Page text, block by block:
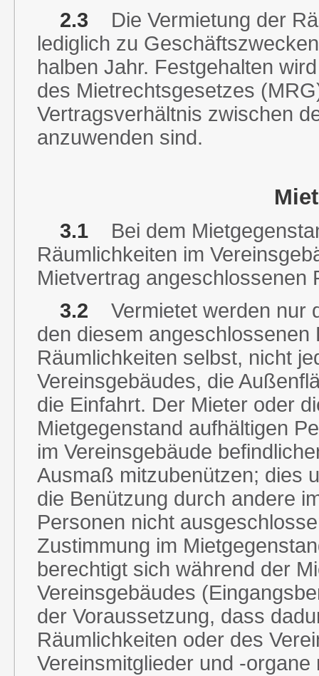
2.3
Die Vermietung der
lediglich zu
halben Jahr. Festgehalten
des Mietrechtsgesetzes
Vertragsverhältnis zwischen
anzuwenden sind.
3.1
Bei dem
Räumlichkeiten im
Mietvertrag angeschlossenen
3.2
Vermietet werden nur
den diesem
Räumlichkeiten selbst, nicht
Vereinsgebäudes, die
die Einfahrt. Der Mieter oder
Mietgegenstand aufhältigen
im Vereinsgebäude
Ausmaß mitzubenützen; dies
die Benützung durch andere
Personen nicht
Zustimmung im
berechtigt sich während der
Vereinsgebäudes
der Voraussetzung, dass
Räumlichkeiten oder des
Vereinsmitglieder und -